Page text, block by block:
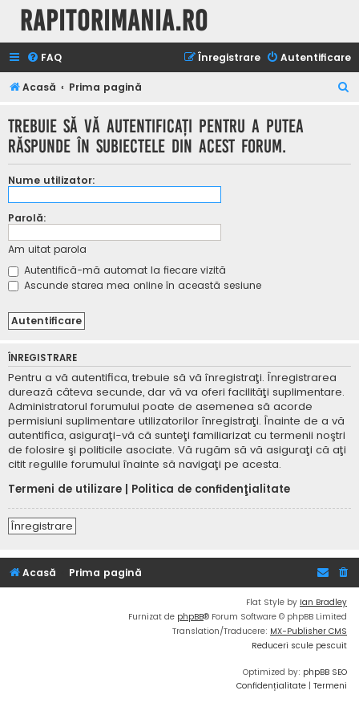
Rapitorimania.ro
FAQ Autentificare
Înregistrare
Acasă Prima pagină
Trebuie să vă autentificaţi pentru a putea
răspunde în subiectele din acest forum.
Nume utilizator:
Parolă:
Am uitat parola
Autentifică-mă automat la fiecare vizită
Ascunde starea mea online în această sesiune
ÎNREGISTRARE
Pentru a vă autentifica, trebuie să vă înregistraţi. Înregistrarea
durează câteva secunde, dar vă va oferi facilităţi suplimentare.
Administratorul forumului poate de asemenea să acorde
permisiuni suplimentare utilizatorilor înregistraţi. Înainte de a vă
autentifica, asiguraţi-vă că sunteţi familiarizat cu termenii noştri
de folosire şi politicile asociate. Vă rugăm să vă asiguraţi că aţi
citit regulile forumului înainte să navigaţi pe acesta.
Termeni de utilizare
Politica de confidenţialitate
Înregistrare
Acasă Prima pagină
Flat Style by Ian Bradley
Furnizat de phpBB® Forum Software © phpBB Limited
Translation/Traducere: MX-Publisher CMS
Reduceri scule pescuit
Optimized by: phpBB SEO
Confidențialitate | Termeni